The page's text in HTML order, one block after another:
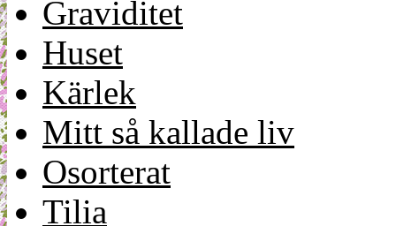
Graviditet
Huset
Kärlek
Mitt så kallade liv
Osorterat
Tilia